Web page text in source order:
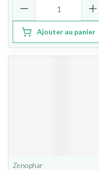
Ajouter au panier
Zenophar